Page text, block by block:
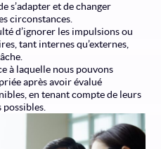
s’adapter et de changer
circonstances.
d’ignorer les impulsions ou
tant internes qu’externes,
à laquelle nous pouvons
après avoir évalué
en tenant compte de leurs
possibles.